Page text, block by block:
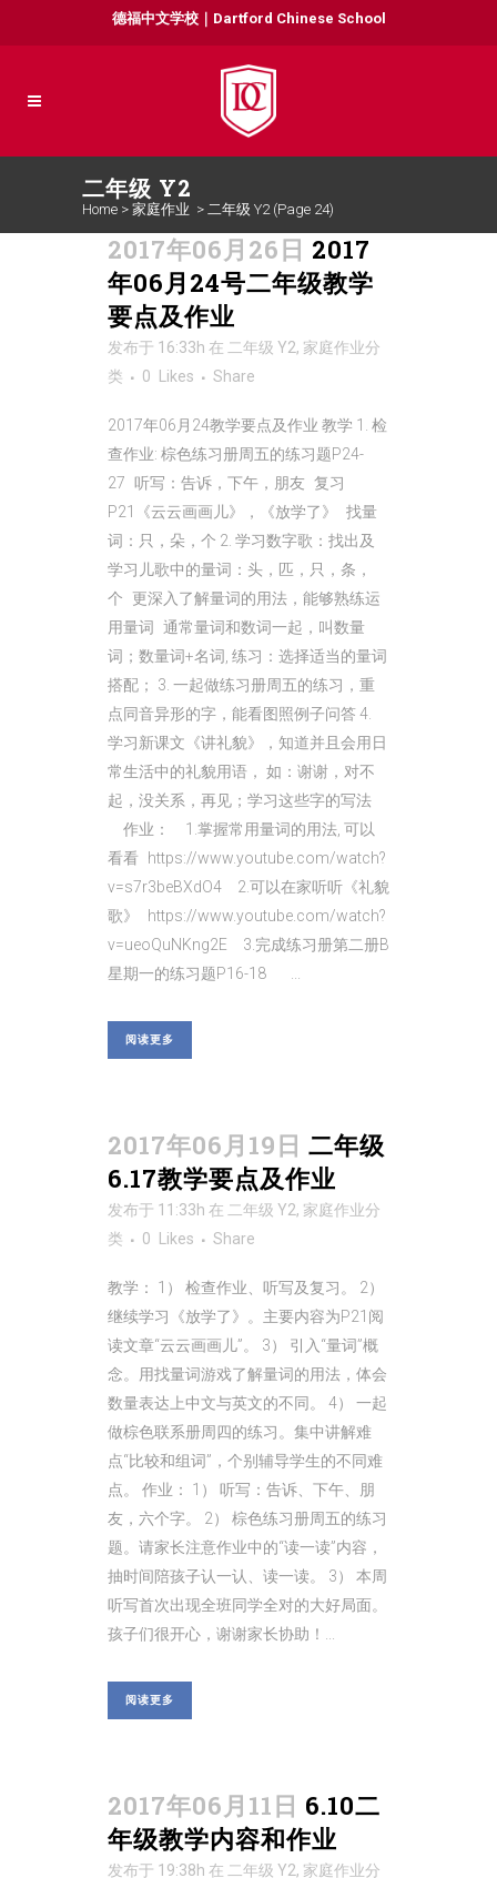
德福中文学校｜Dartford Chinese School
二年级 Y2
Home > 家庭作业 > 二年级 Y2(Page 24)
2017年06月26日 2017
年06月24号二年级教学
要点及作业
发布于 16:33h 在 二年级 Y2, 家庭作业分
类
0 Likes Share
2017年06月24教学要点及作业‬ 教学 1. 检
查作业: 棕色练习册周五的练习题P24-
27 听写：告诉，下午，朋友 复习
P21《云云画画儿》，《放学了》 找量
词：只，朵，个 2. 学习数字歌：找出及
学习儿歌中的量词：头，匹，只，条，
个 更深入了解量词的用法，能够熟练运
用量词 通常量词和数词一起，叫数量
词；数量词+名词, 练习：选择适当的量词
搭配； 3. 一起做练习册周五的练习，重
点同音异形的字，能看图照例子问答 4.
学习新课文《讲礼貌》，知道并且会用日
常生活中的礼貌用语， 如：谢谢，对不
起，没关系，再见；学习这些字的写法
作业： 1.掌握常用量词的用法, 可以
看看 https://www.youtube.com/watch?
v=s7r3beBXdO4 2.可以在家听听《礼貌
歌》 https://www.youtube.com/watch?
v=ueoQuNKng2E 3.完成练习册第二册B
星期一的练习题P16-18 ...
阅读更多
2017年06月19日 二年级
6.17教学要点及作业
发布于 11:33h 在 二年级 Y2, 家庭作业分
类
0 Likes Share
教学： 1） 检查作业、听写及复习。 2）
继续学习《放学了》。主要内容为P21阅
读文章“云云画画儿”。 3） 引入“量词”概
念。用找量词游戏了解量词的用法，体会
数量表达上中文与英文的不同。 4） 一起
做棕色联系册周四的练习。集中讲解难
点“比较和组词”，个别辅导学生的不同难
点。 作业： 1） 听写：告诉、下午、朋
友，六个字。 2） 棕色练习册周五的练习
题。请家长注意作业中的“读一读”内容，
抽时间陪孩子认一认、读一读。 3） 本周
听写首次出现全班同学全对的大好局面。
孩子们很开心，谢谢家长协助！...
阅读更多
2017年06月11日 6.10二
年级教学内容和作业
发布于 19:38h 在 二年级 Y2, 家庭作业分